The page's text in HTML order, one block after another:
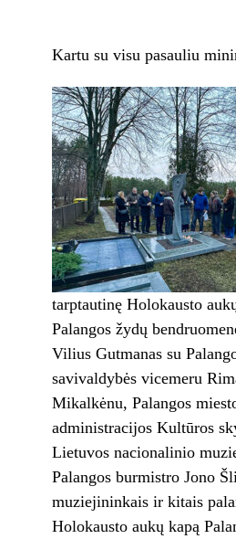
Kartu su visu pasauliu
tarptautinę Holokausto
Palangos žydų
Vilius Gutmanas su
savivaldybės vicemeru
Mikalkėnu, Palangos
administracijos Kultūros
Lietuvos nacionalinio
Palangos burmistro Jono
muziejininkais ir kitais
Holokausto aukų kapą